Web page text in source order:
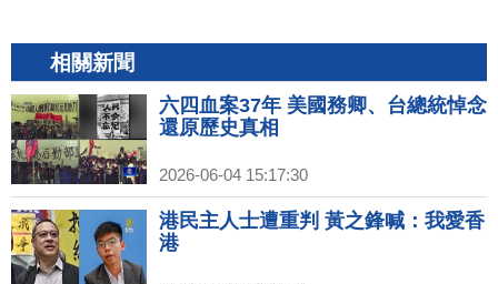
相關新聞
六四血案37年 美國務卿、台總統悼念
還原歷史真相
2026-06-04 15:17:30
港民主人士遭重判 黃之鋒喊：我愛香
港